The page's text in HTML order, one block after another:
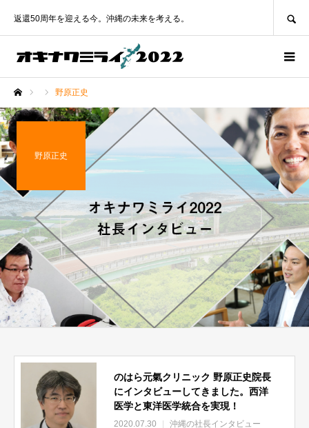
返還50周年を迎える今。沖縄の未来を考える。
野原正史
野原正史
のはら元氣クリニック 野原正史院長
にインタビューしてきました。西洋
医学と東洋医学統合を実現！
2020.07.30 沖縄の社長インタビュー